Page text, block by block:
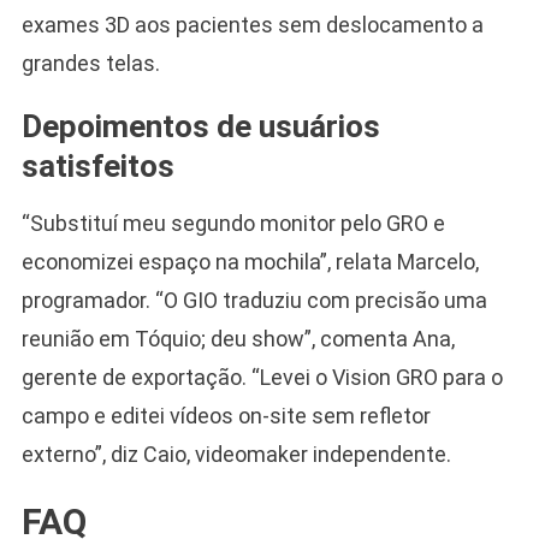
exames 3D aos pacientes sem deslocamento a
grandes telas.
Depoimentos de usuários
satisfeitos
“Substituí meu segundo monitor pelo GRO e
economizei espaço na mochila”, relata Marcelo,
programador. “O GIO traduziu com precisão uma
reunião em Tóquio; deu show”, comenta Ana,
gerente de exportação. “Levei o Vision GRO para o
campo e editei vídeos on-site sem refletor
externo”, diz Caio, videomaker independente.
FAQ